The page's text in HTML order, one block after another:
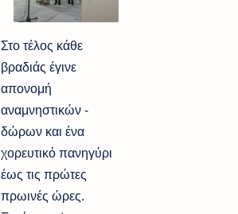
Στο τέλος κάθε
βραδιάς έγινε
απονομή
αναμνηστικών -
δώρων και ένα
χορευτικό πανηγύρι
έως τις πρώτες
πρωινές ώρες.